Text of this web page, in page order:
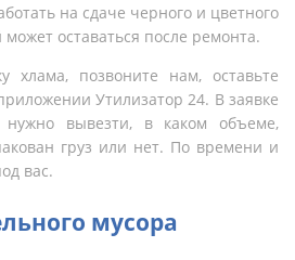
на сдаче черного и цветного
оставаться после ремонта.
хлама, позвоните нам, оставьте
Утилизатор 24. В заявке
вывезти, в каком объеме,
груз или нет. По времени и
вас.
мусора